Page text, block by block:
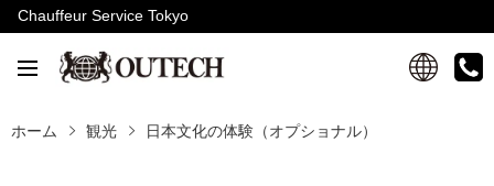
Chauffeur Service Tokyo
ホーム 観光 日本文化の体験（オプショナル）